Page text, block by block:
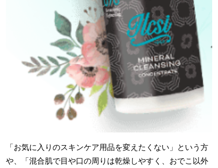
「お気に入りのスキンケア用品を変えたくない」という方
や、「混合肌で目や口の周りは乾燥しやすく、おでこ以外